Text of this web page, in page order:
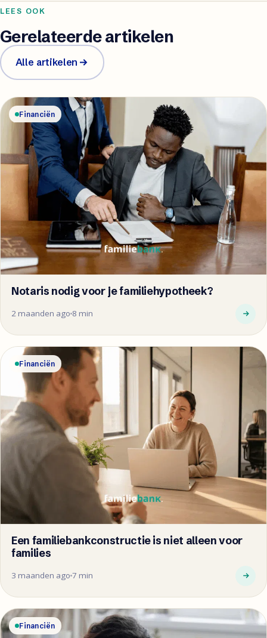
LEES OOK
Gerelateerde artikelen
Alle artikelen
Financiën
Notaris nodig voor je familiehypotheek?
2 maanden ago 8 min
Financiën
Een familiebankconstructie is niet alleen voor
families
3 maanden ago 7 min
Financiën